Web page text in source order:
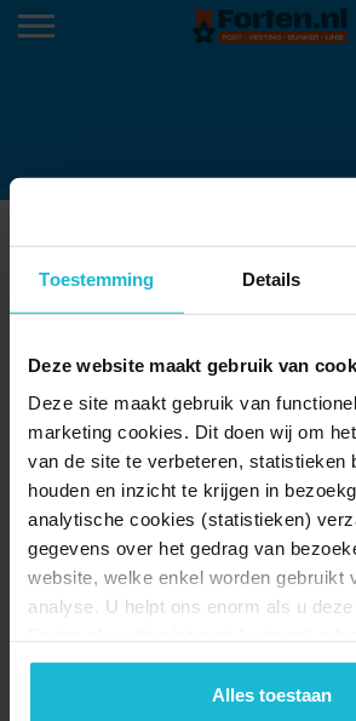
Toestemming Details
Deze website maakt gebruik van
Deze site maakt gebruik van
marketing cookies. Dit doen wij om
van de site te verbeteren, statistieken
houden en inzicht te krijgen in
analytische cookies (statistieken)
gegevens over het gedrag van
website, welke enkel worden gebruikt
analyse. U helpt ons enorm als u
geen commerciële doelstelling. U
de knoppen accepteren, beheren of
Alles toestaan
BB64BC2C-994D-